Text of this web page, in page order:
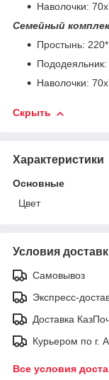
Наволочки:
Семейный
Простынь:
Наволочки:
Скрыть
Характеристики
Основные
Цвет
Условия
Самовывоз
Экспресс-
Доставка
Курьером по г.
Все условия